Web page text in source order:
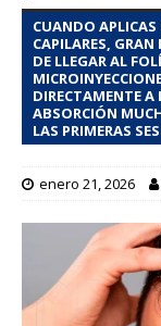
CUANDO
CAPILARES, GRAN
DE LLEGAR AL
DIRECTAMENTE
ABSORCIÓN
LAS PRIMERAS
enero 21, 2026